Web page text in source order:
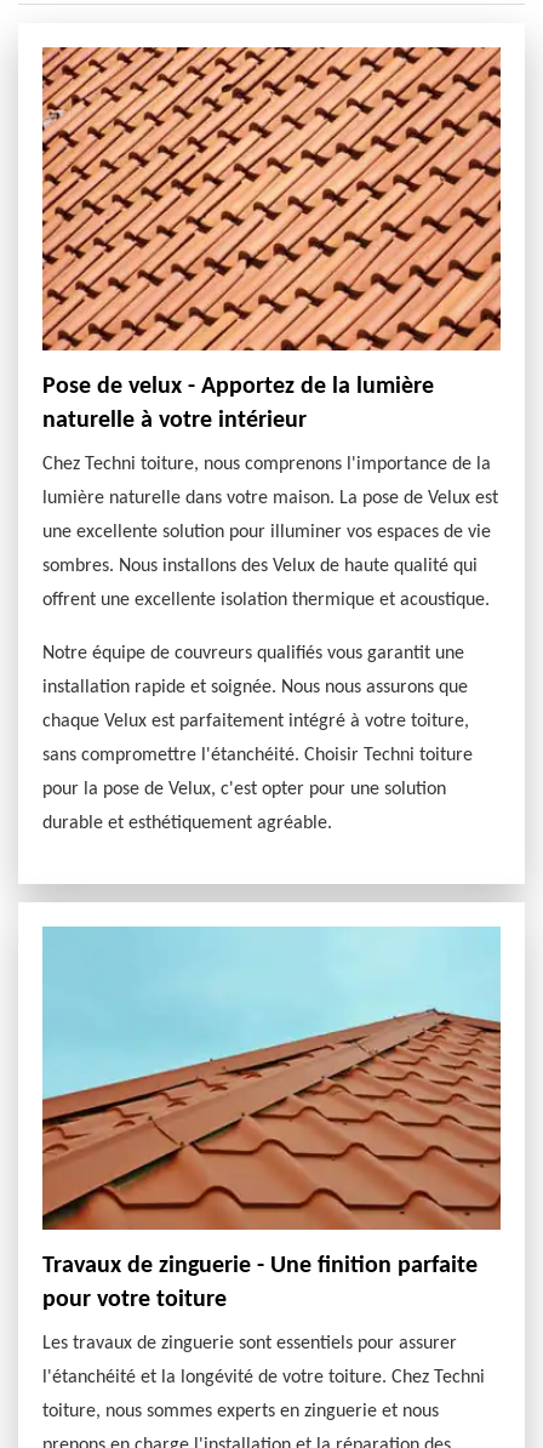
Pose de velux - Apportez de la lumière
naturelle à votre intérieur
Chez Techni toiture, nous comprenons l'importance de la
lumière naturelle dans votre maison. La pose de Velux est
une excellente solution pour illuminer vos espaces de vie
sombres. Nous installons des Velux de haute qualité qui
offrent une excellente isolation thermique et acoustique.
Notre équipe de couvreurs qualifiés vous garantit une
installation rapide et soignée. Nous nous assurons que
chaque Velux est parfaitement intégré à votre toiture,
sans compromettre l'étanchéité. Choisir Techni toiture
pour la pose de Velux, c'est opter pour une solution
durable et esthétiquement agréable.
Travaux de zinguerie - Une finition parfaite
pour votre toiture
Les travaux de zinguerie sont essentiels pour assurer
l'étanchéité et la longévité de votre toiture. Chez Techni
toiture, nous sommes experts en zinguerie et nous